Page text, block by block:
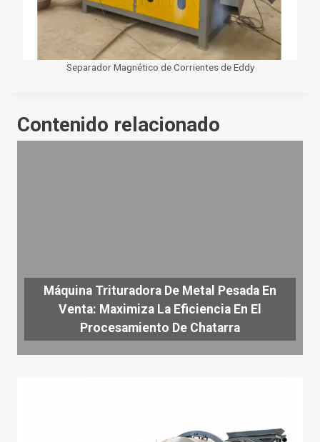
Separador Magnético de Corrientes de Eddy
Contenido relacionado
Máquina Trituradora De Metal Pesada En
Venta: Maximiza La Eficiencia En El
Procesamiento De Chatarra